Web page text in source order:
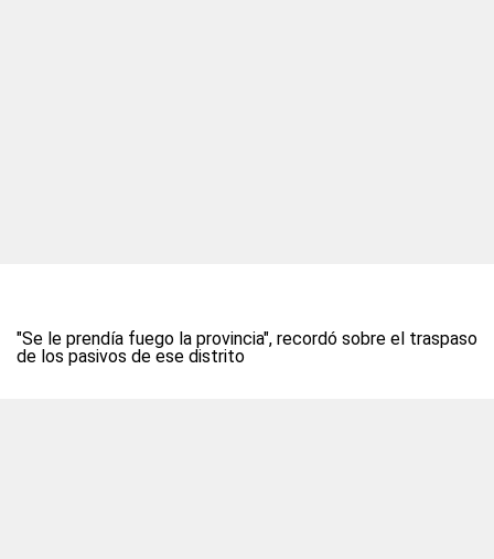
"Se le prendía fuego la provincia", recordó sobre el traspaso
de los pasivos de ese distrito